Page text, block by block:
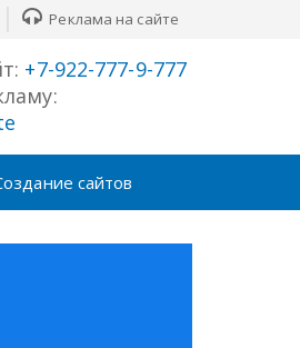
Реклама на сайте
+7-922-777-9-777
сайтов